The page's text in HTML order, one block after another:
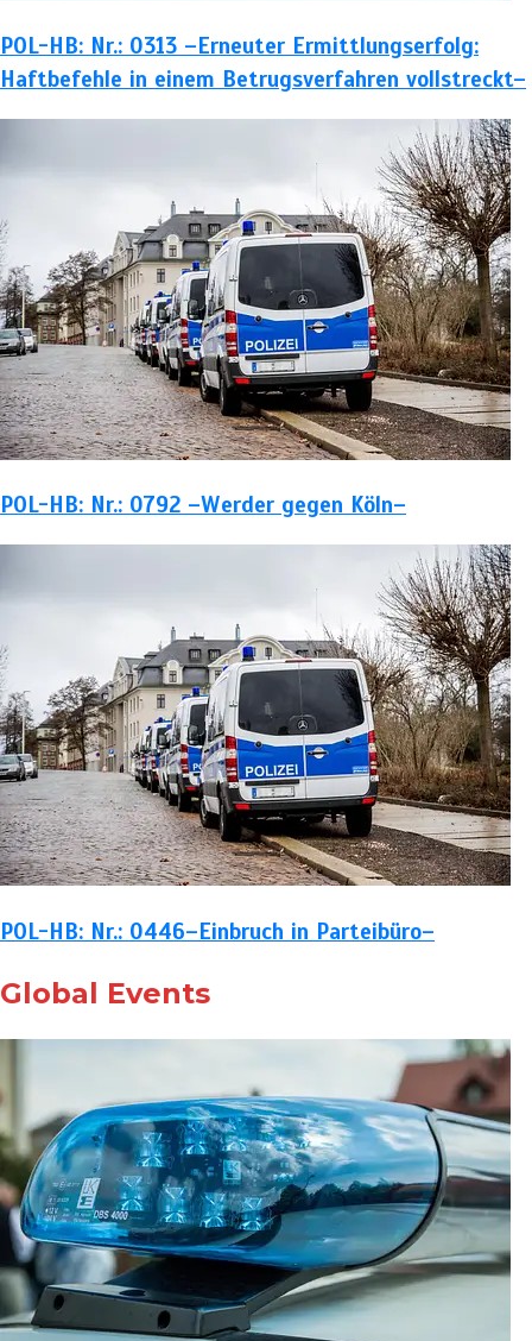
POL-HB: Nr.: 0313 –Erneuter Ermittlungserfolg:
Haftbefehle in einem Betrugsverfahren vollstreckt–
POL-HB: Nr.: 0792 –Werder gegen Köln–
POL-HB: Nr.: 0446–Einbruch in Parteibüro–
Global Events